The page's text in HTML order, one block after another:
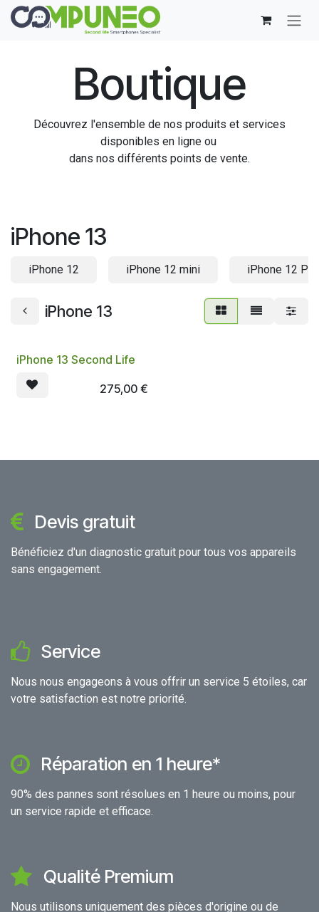
Se rendre au contenu
Boutique
Découvrez l'ensemble de nos produits et services
disponibles en ligne ou
dans nos différents points de vente.
iPhone 13
iPhone 12 iPhone 12 mini iPhone 12 Pro
iPhone 13
iPhone 13 Second Life
275,00€
Devis gratuit
Bénéficiez d'un diagnostic gratuit pour tous vos appareils
sans engagement.
Service
Nous nous engageons à vous offrir un service 5 étoiles, car
votre satisfaction est notre priorité.
Réparation en 1 heure*
90% des pannes sont résolues en 1 heure ou moins, pour
un service rapide et efficace.
Qualité Premium
Nous utilisons uniquement des pièces d'origine ou de